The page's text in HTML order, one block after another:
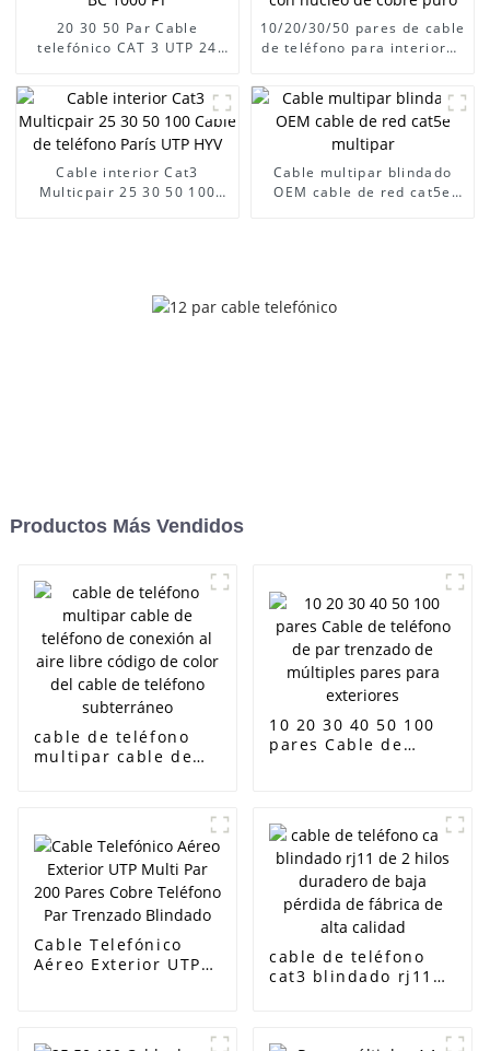
20 30 50 Par Cable
telefónico CAT 3 UTP 24
10/20/30/50 pares de cable
de teléfono para interiores
Cable interior Cat3
Multicpair 25 30 50 100
Cable multipar blindado
OEM cable de red cat5e
Productos Más Vendidos
cable de teléfono
multipar cable de
de teléfono
subterráneo
10 20 30 40 50 100
pares Cable de
exteriores
Cable Telefónico
Aéreo Exterior UTP
cable de teléfono
cat3 blindado rj11